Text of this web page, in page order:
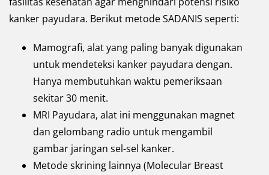
kanker payudara. Berikut metode SADANIS seperti:
Mamografi, alat yang paling banyak digunakan
untuk mendeteksi kanker payudara dengan.
Hanya membutuhkan waktu pemeriksaan
sekitar 30 menit.
MRI Payudara, alat ini menggunakan magnet
dan gelombang radio untuk mengambil
gambar jaringan sel-sel kanker.
Metode skrining lainnya (Molecular Breast